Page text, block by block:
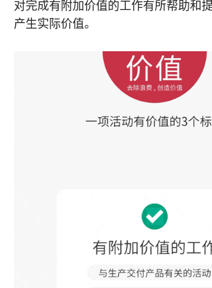
对完成有附加价值的工作有所帮助和
产生实际价值。